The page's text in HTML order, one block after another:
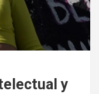
y